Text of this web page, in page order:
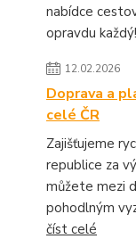
nabídce
opravdu
12.02.2026
Doprava a
celé ČR
Zajišťujeme
republice za
můžete mezi
pohodlným
číst celé